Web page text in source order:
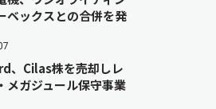
ベックスとの合併を発
、Cilas株を売却しレ
メガジュール保守事業